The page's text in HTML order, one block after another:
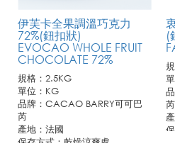
伊芙卡全果調溫巧克力
72%(鈕扣狀)
EVOCAO WHOLE FRUIT
CHOCOLATE 72%
規格：2.5KG
單位：KG
品牌：CACAO BARRY可可巴
芮
產地：法國
保存方式：乾燥涼爽處
(
芮